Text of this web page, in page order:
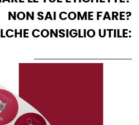
NON SAI COME FARE?
CONSIGLIO UTILE: